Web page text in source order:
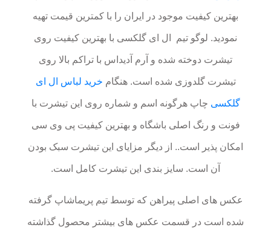
بهترین کیفیت موجود در ایران را با کمترین قیمت تهیه
نمودید. لوگو تیم ال ای گلکسی با بهترین کیفیت روی
تیشرت دوخته شده و آرم آدیداس با تراکم بالا روی
تیشرت گلدوزی شده است. هنگام خرید لباس ال ای
گلکسی چاپ هرگونه اسم و شماره روی این تیشرت با
فونت و رنگ اصلی باشگاه و بهترین کیفیت پی وی سی
امکان پذیر است.. از دیگر مزایای این تیشرت سبک بودن
آن است. سایز بندی این تیشرت کامل است.
عکس های اصلی پیراهن که توسط تیم پریماشاپ گرفته
شده است در قسمت عکس های بیشتر محصول گذاشته